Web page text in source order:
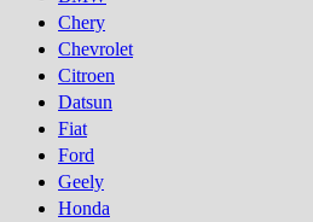
Chery
Chevrolet
Citroen
Datsun
Fiat
Ford
Geely
Honda